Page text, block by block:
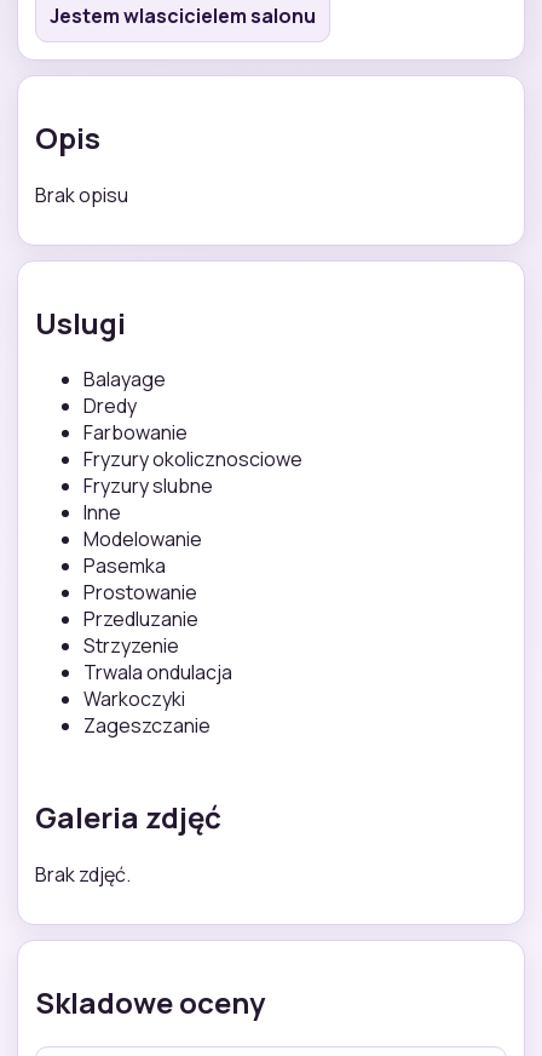
Jestem wlascicielem salonu
Opis
Brak opisu
Uslugi
Balayage
Dredy
Farbowanie
Fryzury okolicznosciowe
Fryzury slubne
Inne
Modelowanie
Pasemka
Prostowanie
Przedluzanie
Strzyzenie
Trwala ondulacja
Warkoczyki
Zageszczanie
Galeria zdjęć
Brak zdjęć.
Skladowe oceny